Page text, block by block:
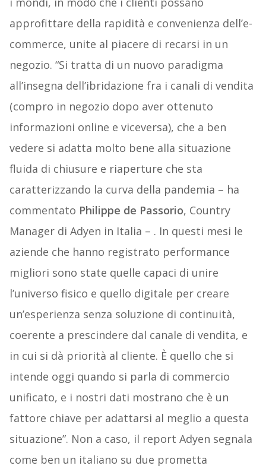
approfittare della rapidità e convenienza dell’e-
commerce, unite al piacere di recarsi in un
negozio. “Si tratta di un nuovo paradigma
all’insegna dell’ibridazione fra i canali di vendita
(compro in negozio dopo aver ottenuto
informazioni online e viceversa), che a ben
vedere si adatta molto bene alla situazione
fluida di chiusure e riaperture che sta
caratterizzando la curva della pandemia – ha
commentato Philippe de Passorio, Country
Manager di Adyen in Italia – . In questi mesi le
aziende che hanno registrato performance
migliori sono state quelle capaci di unire
l’universo fisico e quello digitale per creare
un’esperienza senza soluzione di continuità,
coerente a prescindere dal canale di vendita, e
in cui si dà priorità al cliente. È quello che si
intende oggi quando si parla di commercio
unificato, e i nostri dati mostrano che è un
fattore chiave per adattarsi al meglio a questa
situazione”. Non a caso, il report Adyen segnala
come ben un italiano su due prometta